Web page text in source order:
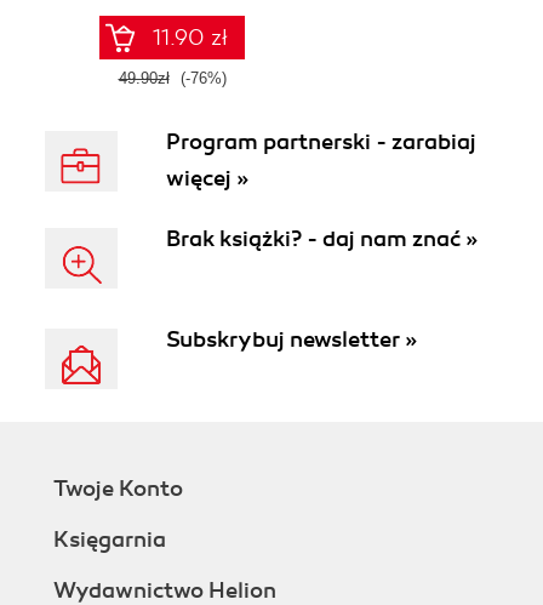
11.90 zł
49.90zł (-76%)
Program partnerski - zarabiaj
więcej »
Brak książki? - daj nam znać »
Subskrybuj newsletter »
Twoje Konto
Księgarnia
Wydawnictwo Helion